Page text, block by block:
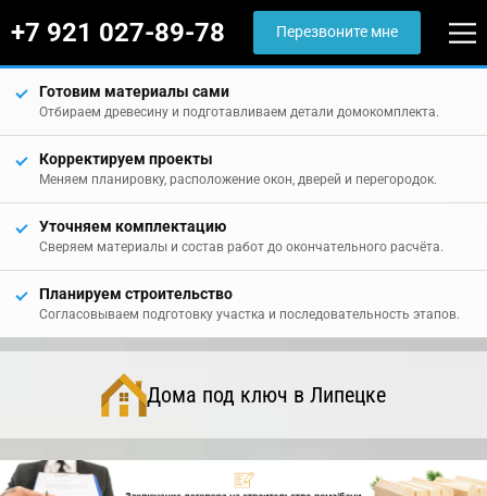
+7 921 027-89-78 Перезвоните мне
Готовим материалы сами
Отбираем древесину и подготавливаем детали домокомплекта.
Корректируем проекты
Меняем планировку, расположение окон, дверей и перегородок.
Уточняем комплектацию
Сверяем материалы и состав работ до окончательного расчёта.
Планируем строительство
Согласовываем подготовку участка и последовательность этапов.
Дома под ключ в Липецке